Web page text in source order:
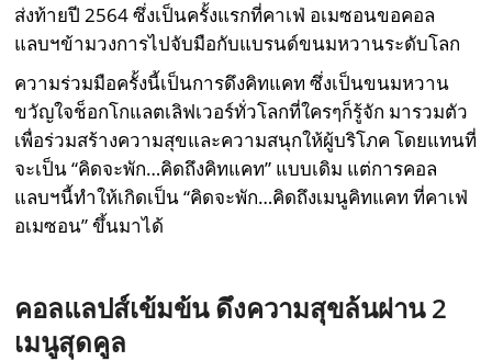
ส่งท้ายปี 2564 ซึ่งเป็นครั้งแรกที่คาเฟ่ อเมซอนขอคอล
แลบฯข้ามวงการไปจับมือกับแบรนด์ขนมหวานระดับโลก
ความร่วมมือครั้งนี้เป็นการดึงคิทแคท ซึ่งเป็นขนมหวาน
ขวัญใจช็อกโกแลตเลิฟเวอร์ทั่วโลกที่ใครๆก็รู้จัก มารวมตัว
เพื่อร่วมสร้างความสุขและความสนุกให้ผู้บริโภค โดยแทนที่
จะเป็น “คิดจะพัก…คิดถึงคิทแคท” แบบเดิม แต่การคอล
แลบฯนี้ทำให้เกิดเป็น “คิดจะพัก…คิดถึงเมนูคิทแคท ที่คาเฟ่
อเมซอน” ขึ้นมาได้
คอลแลปส์เข้มข้น ดึงความสุขล้นผ่าน 2
เมนูสุดคูล